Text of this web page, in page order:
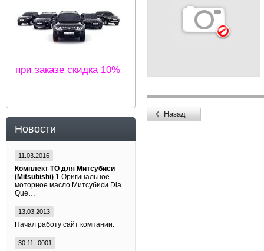
при заказе скидка 10%
Новости
11.03.2016
Комплект ТО для Митсубиси
(Mitsubishi) 1.Оригинальное
моторное масло Митсубиси Dia
Que…
13.03.2013
Начал работу сайт компании.
30.11.-0001
Назад